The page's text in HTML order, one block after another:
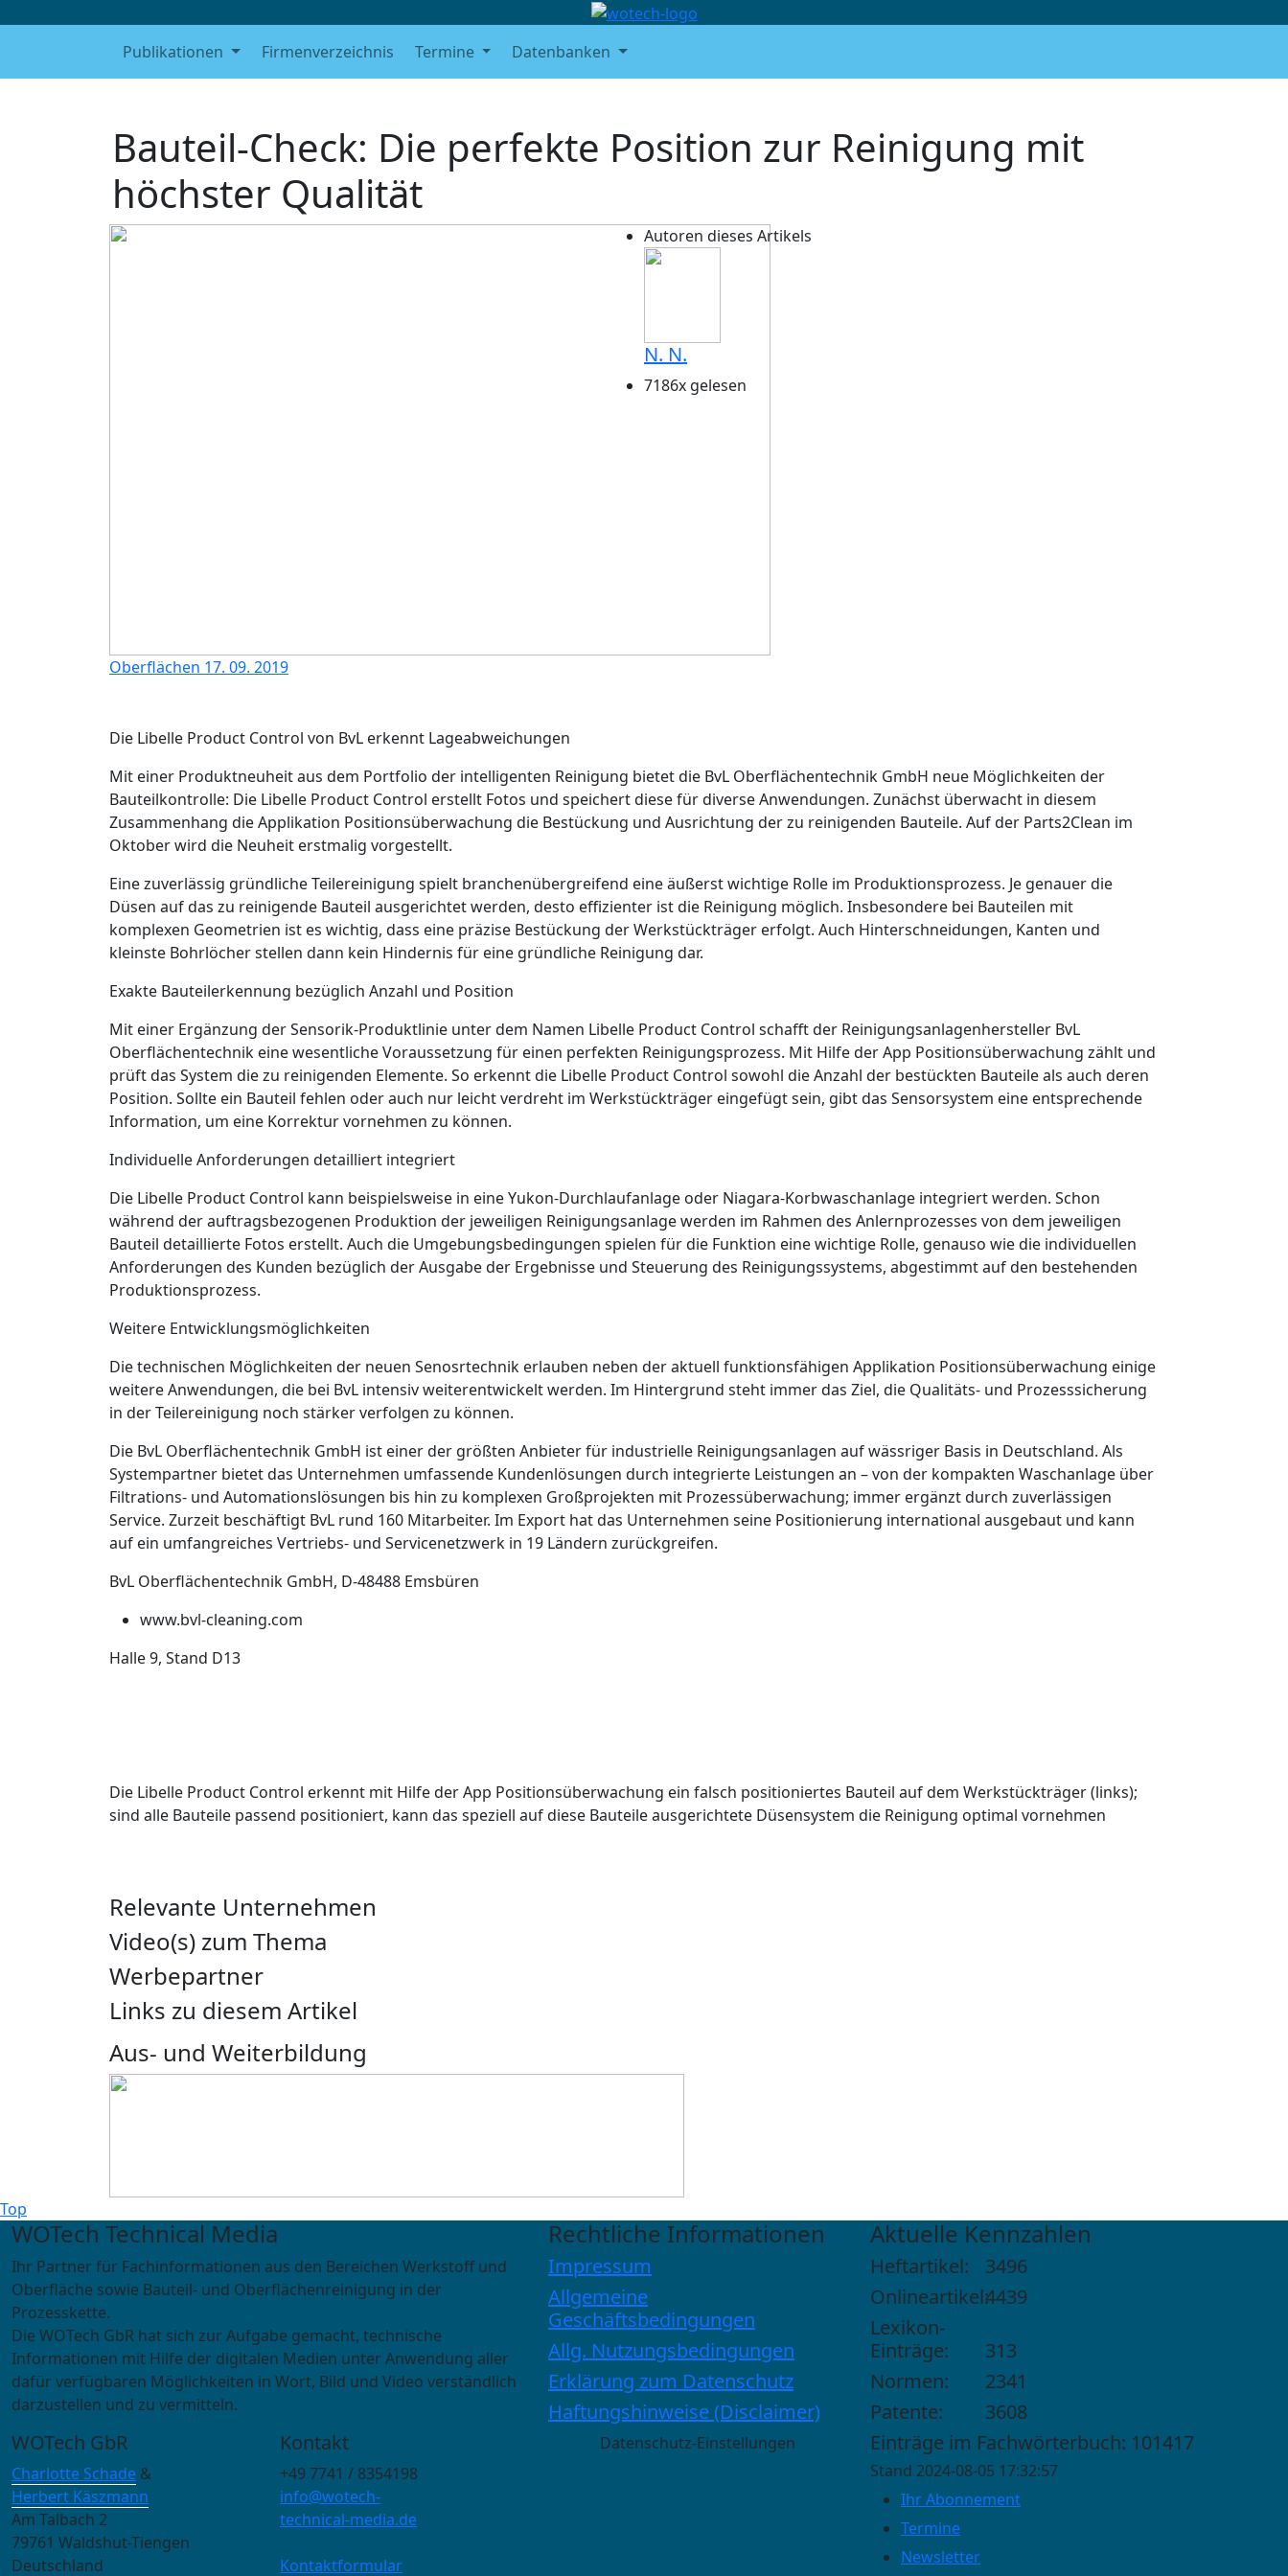
Publikationen Firmenverzeichnis Termine Datenbanken
Bauteil-Check: Die perfekte Position zur Reinigung mit
höchster Qualität
Oberflächen 17. 09. 2019
Autoren dieses Artikels
N. N.
7186x gelesen
Die Libelle Product Control von BvL erkennt Lageabweichungen
Mit einer Produktneuheit aus dem Portfolio der intelligenten Reinigung bietet die BvL Oberflächentechnik GmbH neue Möglichkeiten der
Bauteilkontrolle: Die Libelle Product Control erstellt Fotos und speichert diese für diverse Anwendungen. Zunächst überwacht in diesem
Zusammenhang die Applikation Positionsüberwachung die Bestückung und Ausrichtung der zu reinigenden Bauteile. Auf der Parts2Clean im
Oktober wird die Neuheit erstmalig vorgestellt.
Eine zuverlässig gründliche Teilereinigung spielt branchenübergreifend eine äußerst wichtige Rolle im Produktionsprozess. Je genauer die
Düsen auf das zu reinigende Bauteil ausgerichtet werden, desto effizienter ist die Reinigung möglich. Insbesondere bei Bauteilen mit
komplexen Geometrien ist es wichtig, dass eine präzise Bestückung der Werkstückträger erfolgt. Auch Hinterschneidungen, Kanten und
kleinste Bohrlöcher stellen dann kein Hindernis für eine gründliche Reinigung dar.
Exakte Bauteilerkennung bezüglich Anzahl und Position
Mit einer Ergänzung der Sensorik-Produktlinie unter dem Namen Libelle Product Control schafft der Reinigungsanlagenhersteller BvL
Oberflächentechnik eine wesentliche Voraussetzung für einen perfekten Reinigungsprozess. Mit Hilfe der App Positionsüberwachung zählt und
prüft das System die zu reinigenden Elemente. So erkennt die Libelle Product Control sowohl die Anzahl der bestückten Bauteile als auch deren
Position. Sollte ein Bauteil fehlen oder auch nur leicht verdreht im Werkstückträger eingefügt sein, gibt das Sensorsystem eine entsprechende
Information, um eine Korrektur vornehmen zu können.
Individuelle Anforderungen detailliert integriert
Die Libelle Product Control kann beispielsweise in eine Yukon-Durchlaufanlage oder Niagara-Korbwaschanlage integriert werden. Schon
während der auftragsbezogenen Produktion der jeweiligen Reinigungsanlage werden im Rahmen des Anlernprozesses von dem jeweiligen
Bauteil detaillierte Fotos erstellt. Auch die Umgebungsbedingungen spielen für die Funktion eine wichtige Rolle, genauso wie die individuellen
Anforderungen des Kunden bezüglich der Ausgabe der Ergebnisse und Steuerung des Reinigungssystems, abgestimmt auf den bestehenden
Produktionsprozess.
Weitere Entwicklungsmöglichkeiten
Die technischen Möglichkeiten der neuen Senosrtechnik erlauben neben der aktuell funktionsfähigen Applikation Positionsüberwachung einige
weitere Anwendungen, die bei BvL intensiv weiterentwickelt werden. Im Hintergrund steht immer das Ziel, die Qualitäts- und Prozesssicherung
in der Teilereinigung noch stärker verfolgen zu können.
Die BvL Oberflächentechnik GmbH ist einer der größten Anbieter für industrielle Reinigungsanlagen auf wässriger Basis in Deutschland. Als
Systempartner bietet das Unternehmen umfassende Kundenlösungen durch integrierte Leistungen an – von der kompakten Waschanlage über
Filtrations- und Automationslösungen bis hin zu komplexen Großprojekten mit Prozessüberwachung; immer ergänzt durch zuverlässigen
Service. Zurzeit beschäftigt BvL rund 160 Mitarbeiter. Im Export hat das Unternehmen seine Positionierung international ausgebaut und kann
auf ein umfangreiches Vertriebs- und Servicenetzwerk in 19 Ländern zurückgreifen.
BvL Oberflächentechnik GmbH, D-48488 Emsbüren
www.bvl-cleaning.com
Halle 9, Stand D13
Die Libelle Product Control erkennt mit Hilfe der App Positionsüberwachung ein falsch positioniertes Bauteil auf dem Werkstückträger (links);
sind alle Bauteile passend positioniert, kann das speziell auf diese Bauteile ausgerichtete Düsensystem die Reinigung optimal vornehmen
Relevante Unternehmen
Video(s) zum Thema
Werbepartner
Links zu diesem Artikel
Aus- und Weiterbildung
Top
WOTech Technical Media
Ihr Partner für Fachinformationen aus den Bereichen Werkstoff und
Oberfläche sowie Bauteil- und Oberflächenreinigung in der
Prozesskette.
Die WOTech GbR hat sich zur Aufgabe gemacht, technische
Informationen mit Hilfe der digitalen Medien unter Anwendung aller
dafür verfügbaren Möglichkeiten in Wort, Bild und Video verständlich
darzustellen und zu vermitteln.
WOTech GbR
Charlotte Schade &
Herbert Käszmann
Am Talbach 2
79761 Waldshut-Tiengen
Deutschland
Kontakt
+49 7741 / 8354198
info@wotech-
technical-media.de
Kontaktformular
Rechtliche Informationen
Impressum
Allgemeine
Geschäftsbedingungen
Allg. Nutzungsbedingungen
Erklärung zum Datenschutz
Haftungshinweise (Disclaimer)
Datenschutz-Einstellungen
Aktuelle Kennzahlen
Heftartikel:
3496
Onlineartikel:4439
Lexikon-
Einträge:
313
Normen:
2341
Patente:
3608
Einträge im Fachwörterbuch: 101417
Stand 2024-08-05 17:32:57
Ihr Abonnement
Termine
Newsletter